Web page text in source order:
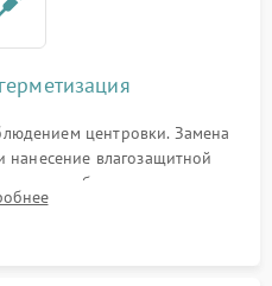
центровки. Замена
нанесение влагозащитной
объема прицела
запотевания оптики